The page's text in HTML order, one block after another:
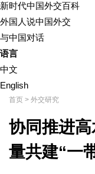
新时代中国外交百科
外国人说中国外交
与中国对话
语言
中文
English
首页 > 外交研究
协同推进
量共建“一